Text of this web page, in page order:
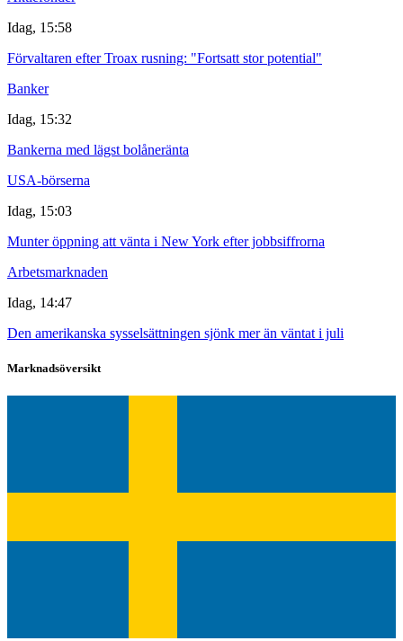
Idag, 15:58
Förvaltaren efter Troax rusning: "Fortsatt stor potential"
Banker
Idag, 15:32
Bankerna med lägst bolåneränta
USA-börserna
Idag, 15:03
Munter öppning att vänta i New York efter jobbsiffrorna
Arbetsmarknaden
Idag, 14:47
Den amerikanska sysselsättningen sjönk mer än väntat i juli
Marknadsöversikt